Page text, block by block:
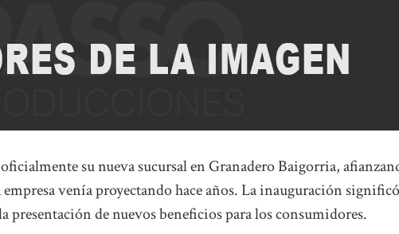
su nueva sucursal en Granadero Baigorria,
venía proyectando hace años. La inauguración
presentación de nuevos beneficios para los consumidores.